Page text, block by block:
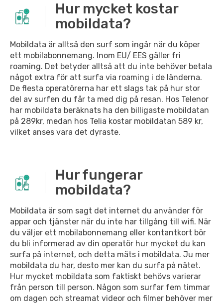
Hur mycket kostar
mobildata?
Mobildata är alltså den surf som ingår när du köper
ett mobilabonnemang. Inom EU/ EES gäller fri
roaming. Det betyder alltså att du inte behöver betala
något extra för att surfa via roaming i de länderna.
De flesta operatörerna har ett slags tak på hur stor
del av surfen du får ta med dig på resan. Hos Telenor
har mobildata beräknats ha den billigaste mobildatan
på 289kr, medan hos Telia kostar mobildatan 589 kr,
vilket anses vara det dyraste.
Hur fungerar
mobildata?
Mobildata är som sagt det internet du använder för
appar och tjänster när du inte har tillgång till wifi. När
du väljer ett mobilabonnemang eller kontantkort bör
du bli informerad av din operatör hur mycket du kan
surfa på internet, och detta mäts i mobildata. Ju mer
mobildata du har, desto mer kan du surfa på nätet.
Hur mycket mobildata som faktiskt behövs varierar
från person till person. Någon som surfar fem timmar
om dagen och streamat videor och filmer behöver mer